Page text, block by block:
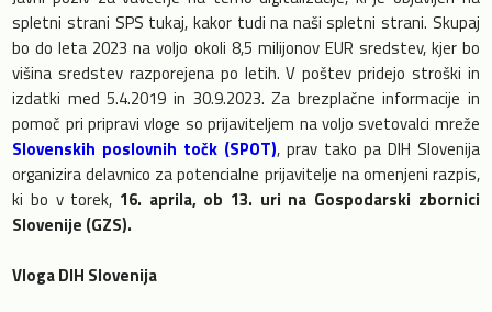
spletni strani SPS tukaj, kakor tudi na naši spletni strani. Skupaj
bo do leta 2023 na voljo okoli 8,5 milijonov EUR sredstev, kjer bo
višina sredstev razporejena po letih. V poštev pridejo stroški in
izdatki med 5.4.2019 in 30.9.2023. Za brezplačne informacije in
pomoč pri pripravi vloge so prijaviteljem na voljo svetovalci mreže
Slovenskih poslovnih točk (SPOT), prav tako pa DIH Slovenija
organizira delavnico za potencialne prijavitelje na omenjeni razpis,
ki bo v torek, 16. aprila, ob 13. uri na Gospodarski zbornici
Slovenije (GZS).
Vloga DIH Slovenija